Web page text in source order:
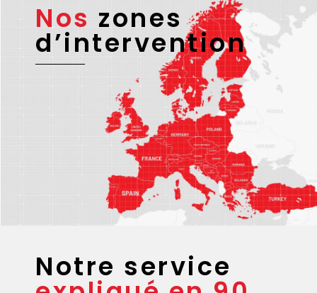
Nos zones
d’intervention
Notre service